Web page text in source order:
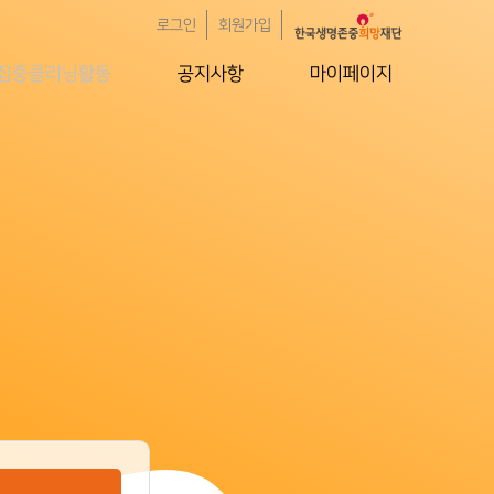
로그인 회원가입
중클리닝활동 공지사항 마이페이지